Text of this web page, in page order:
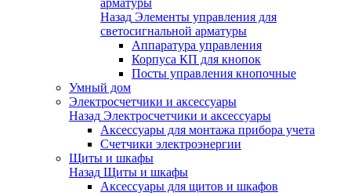
арматуры
Назад Элементы управления для
светосигнальной арматуры
Аппаратура управления
Корпуса КП для кнопок
Посты управления кнопочные
Умный дом
Электросчетчики и аксессуары
Назад Электросчетчики и аксессуары
Аксессуары для монтажа прибора учета
Счетчики электроэнергии
Щиты и шкафы
Назад Щиты и шкафы
Аксессуары для щитов и шкафов